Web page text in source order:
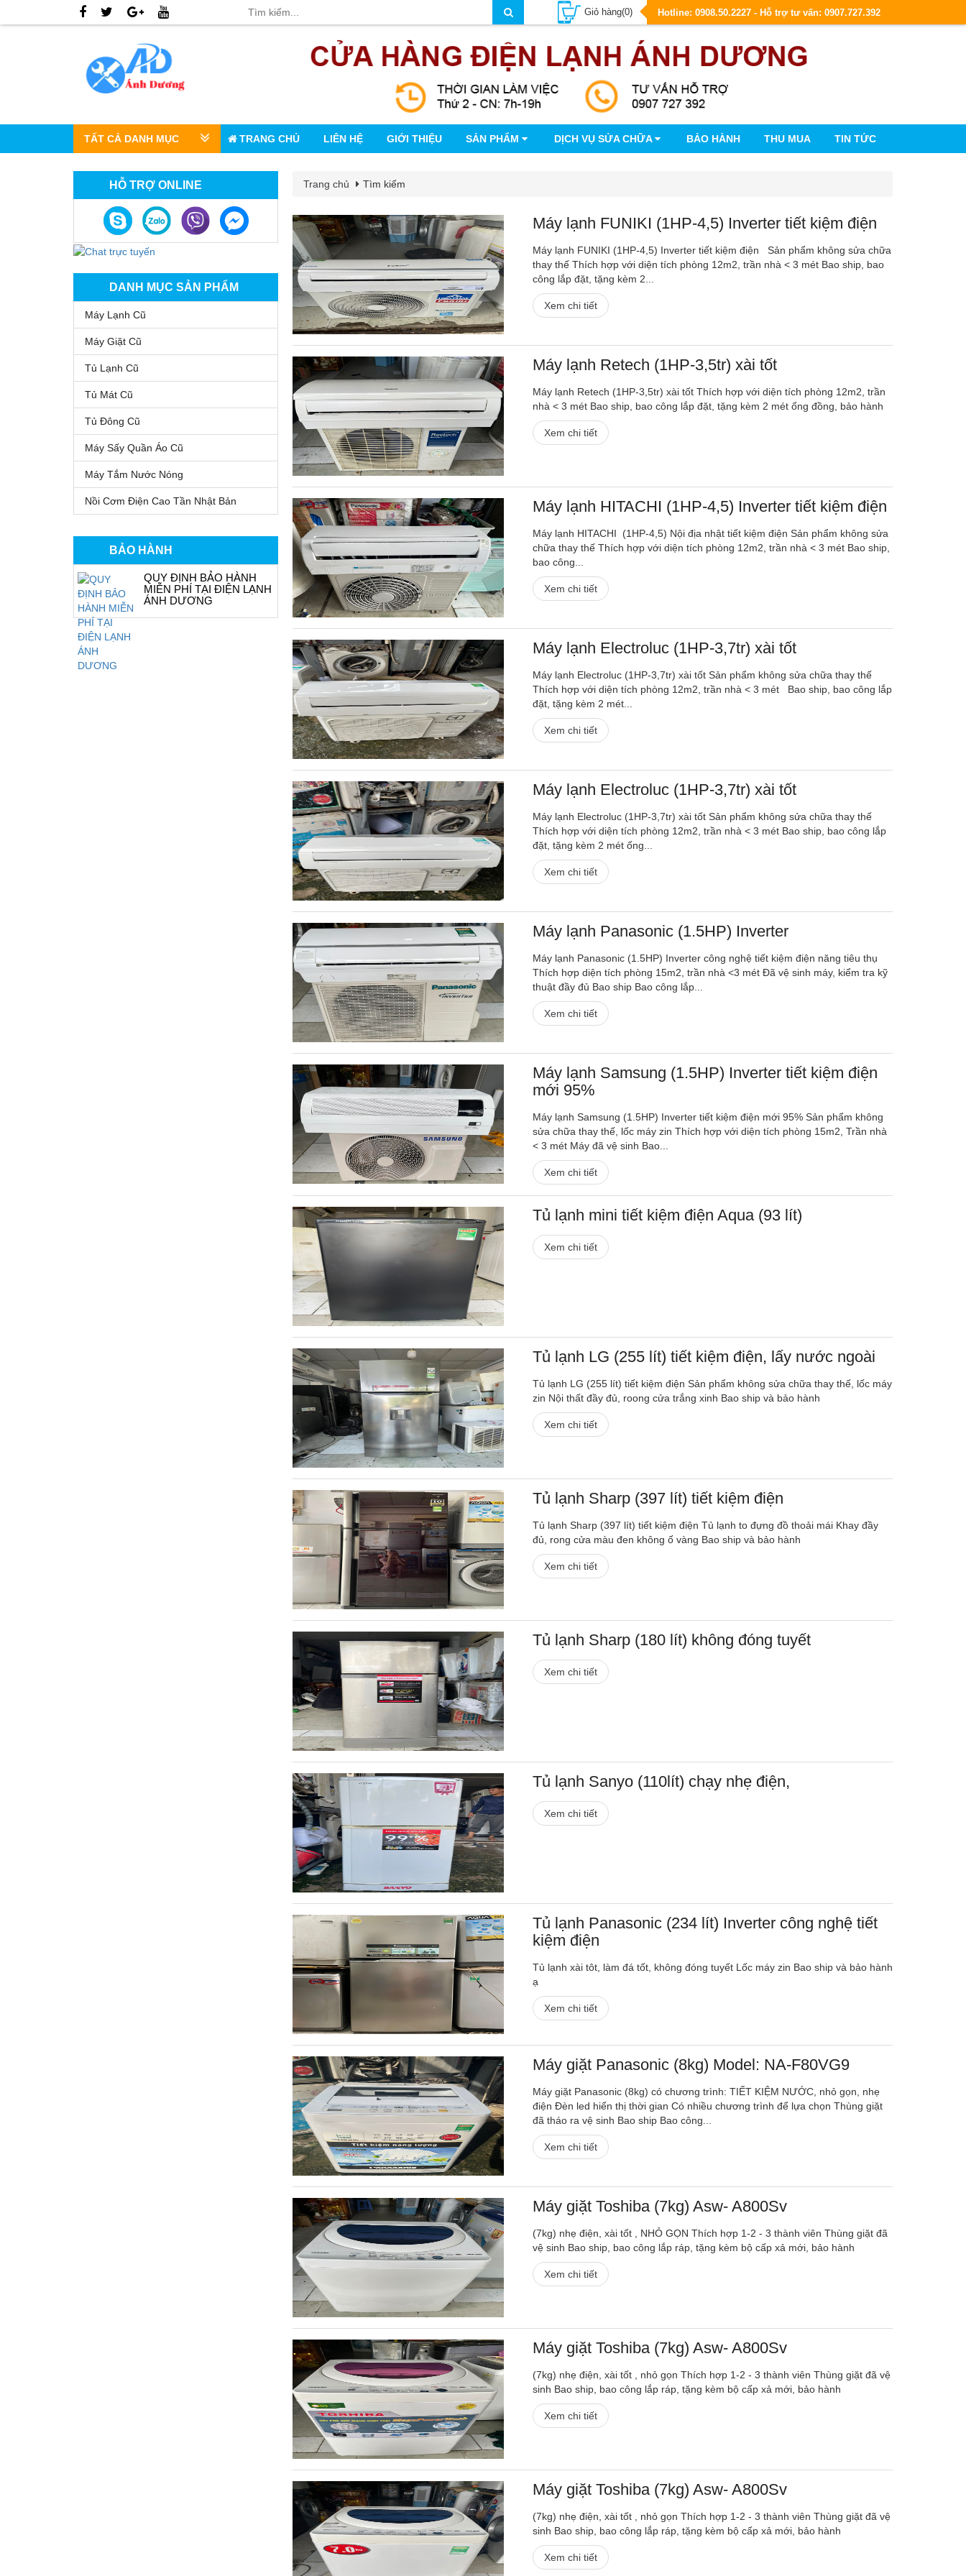
Giỏ hàng(0) Hotline: 0908.50.2227 - Hỗ trợ tư vấn: 0907.727.392
TẤT CẢ DANH MỤC TRANG CHỦ LIÊN HỆ GIỚI THIỆU SẢN PHẨM DỊCH VỤ SỬA CHỮA BẢO HÀNH THU MUA TIN TỨC
HỖ TRỢ ONLINE
DANH MỤC SẢN PHẨM
Máy Lạnh Cũ
Máy Giặt Cũ
Tủ Lạnh Cũ
Tủ Mát Cũ
Tủ Đông Cũ
Máy Sấy Quần Áo Cũ
Máy Tắm Nước Nóng
Nồi Cơm Điện Cao Tần Nhật Bản
BẢO HÀNH
QUY ĐỊNH BẢO HÀNH
MIỄN PHÍ TẠI ĐIỆN LẠNH
ÁNH DƯƠNG
Trang chủ Tìm kiếm
Máy lạnh FUNIKI (1HP-4,5) Inverter tiết kiệm điện
Máy lạnh FUNIKI (1HP-4,5) Inverter tiết kiệm điện Sản phẩm không sửa chữa
thay thế Thích hợp với diện tích phòng 12m2, trần nhà < 3 mét Bao ship, bao
công lắp đặt, tặng kèm 2...
Xem chi tiết
Máy lạnh Retech (1HP-3,5tr) xài tốt
Máy lạnh Retech (1HP-3,5tr) xài tốt Thích hợp với diện tích phòng 12m2, trần
nhà < 3 mét Bao ship, bao công lắp đặt, tặng kèm 2 mét ống đồng, bảo hành
Xem chi tiết
Máy lạnh HITACHI (1HP-4,5) Inverter tiết kiệm điện
Máy lạnh HITACHI (1HP-4,5) Nội địa nhật tiết kiệm điện Sản phẩm không sửa
chữa thay thế Thích hợp với diện tích phòng 12m2, trần nhà < 3 mét Bao ship,
bao công...
Xem chi tiết
Máy lạnh Electroluc (1HP-3,7tr) xài tốt
Máy lạnh Electroluc (1HP-3,7tr) xài tốt Sản phẩm không sửa chữa thay thế
Thích hợp với diện tích phòng 12m2, trần nhà < 3 mét Bao ship, bao công lắp
đặt, tặng kèm 2 mét...
Xem chi tiết
Máy lạnh Electroluc (1HP-3,7tr) xài tốt
Máy lạnh Electroluc (1HP-3,7tr) xài tốt Sản phẩm không sửa chữa thay thế
Thích hợp với diện tích phòng 12m2, trần nhà < 3 mét Bao ship, bao công lắp
đặt, tặng kèm 2 mét ống...
Xem chi tiết
Máy lạnh Panasonic (1.5HP) Inverter
Máy lạnh Panasonic (1.5HP) Inverter công nghệ tiết kiệm điện năng tiêu thụ
Thích hợp diện tích phòng 15m2, trần nhà <3 mét Đã vệ sinh máy, kiểm tra kỹ
thuật đầy đủ Bao ship Bao công lắp...
Xem chi tiết
Máy lạnh Samsung (1.5HP) Inverter tiết kiệm điện
mới 95%
Máy lạnh Samsung (1.5HP) Inverter tiết kiệm điện mới 95% Sản phẩm không
sửa chữa thay thế, lốc máy zin Thích hợp với diện tích phòng 15m2, Trần nhà
< 3 mét Máy đã vệ sinh Bao...
Xem chi tiết
Tủ lạnh mini tiết kiệm điện Aqua (93 lít)
Xem chi tiết
Tủ lạnh LG (255 lít) tiết kiệm điện, lấy nước ngoài
Tủ lạnh LG (255 lít) tiết kiệm điện Sản phẩm không sửa chữa thay thế, lốc máy
zin Nội thất đầy đủ, roong cửa trắng xinh Bao ship và bảo hành
Xem chi tiết
Tủ lạnh Sharp (397 lít) tiết kiệm điện
Tủ lạnh Sharp (397 lít) tiết kiệm điện Tủ lạnh to đựng đồ thoải mái Khay đầy
đủ, rong cửa màu đen không ố vàng Bao ship và bảo hành
Xem chi tiết
Tủ lạnh Sharp (180 lít) không đóng tuyết
Xem chi tiết
Tủ lạnh Sanyo (110lít) chạy nhẹ điện,
Xem chi tiết
Tủ lạnh Panasonic (234 lít) Inverter công nghệ tiết
kiệm điện
Tủ lạnh xài tôt, làm đá tốt, không đóng tuyết Lốc máy zin Bao ship và bảo hành
ạ
Xem chi tiết
Máy giặt Panasonic (8kg) Model: NA-F80VG9
Máy giặt Panasonic (8kg) có chương trình: TIẾT KIỆM NƯỚC, nhỏ gọn, nhẹ
điện Đèn led hiển thị thời gian Có nhiều chương trình để lựa chọn Thùng giặt
đã tháo ra vệ sinh Bao ship Bao công...
Xem chi tiết
Máy giặt Toshiba (7kg) Asw- A800Sv
(7kg) nhẹ điện, xài tốt , NHỎ GỌN Thích hợp 1-2 - 3 thành viên Thùng giặt đã
vệ sinh Bao ship, bao công lắp ráp, tặng kèm bộ cấp xả mới, bảo hành
Xem chi tiết
Máy giặt Toshiba (7kg) Asw- A800Sv
(7kg) nhẹ điện, xài tốt , nhỏ gọn Thích hợp 1-2 - 3 thành viên Thùng giặt đã vệ
sinh Bao ship, bao công lắp ráp, tặng kèm bộ cấp xả mới, bảo hành
Xem chi tiết
Máy giặt Toshiba (7kg) Asw- A800Sv
(7kg) nhẹ điện, xài tốt , nhỏ gọn Thích hợp 1-2 - 3 thành viên Thùng giặt đã vệ
sinh Bao ship, bao công lắp ráp, tặng kèm bộ cấp xả mới, bảo hành
Xem chi tiết